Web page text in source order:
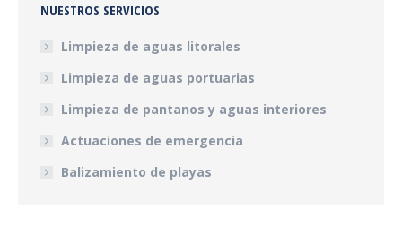
NUESTROS SERVICIOS
Limpieza de aguas litorales
Limpieza de aguas portuarias
Limpieza de pantanos y aguas interiores
Actuaciones de emergencia
Balizamiento de playas